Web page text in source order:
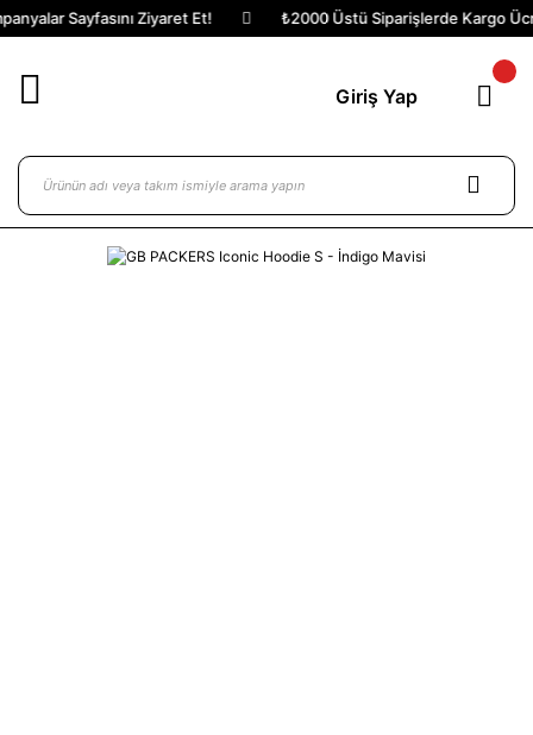
Sayfasını Ziyaret Et! ₺2000 Üstü Siparişlerde Kargo
Giriş Yap